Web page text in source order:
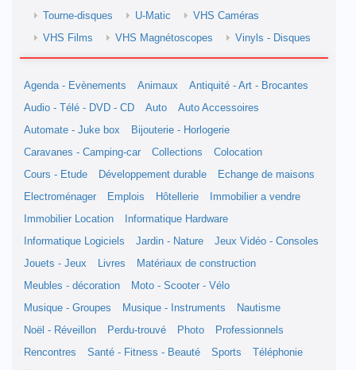
Tourne-disques
U-Matic
VHS Caméras
VHS Films
VHS Magnétoscopes Vinyls - Disques
Agenda - Evènements Animaux
Antiquité - Art - Brocantes
Audio - Télé - DVD - CD
Auto
Auto Accessoires
Automate - Juke box
Bijouterie - Horlogerie
Caravanes - Camping-car
Collections
Colocation
Cours - Etude
Développement durable
Echange de maisons
Electroménager
Emplois Hôtellerie
Immobilier a vendre
Immobilier Location
Informatique Hardware
Informatique Logiciels
Jardin - Nature
Jeux Vidéo - Consoles
Jouets - Jeux
Livres
Matériaux de construction
Meubles - décoration
Moto - Scooter - Vélo
Musique - Groupes
Musique - Instruments
Nautisme
Noël - Réveillon
Perdu-trouvé Photo
Professionnels
Rencontres
Santé - Fitness - Beauté Sports
Téléphonie